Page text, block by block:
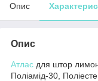
Опис
Опис
Атлас для штор
Поліамід-30,